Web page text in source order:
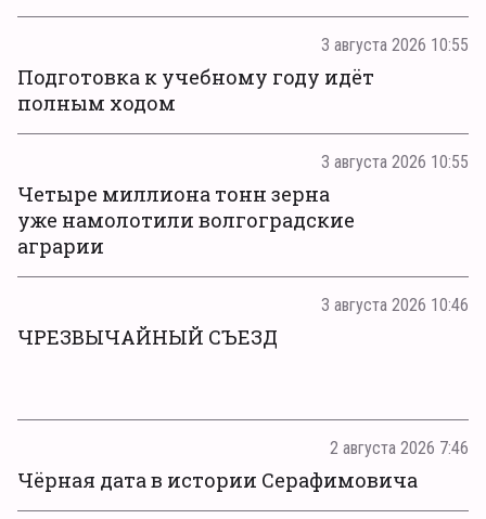
3 августа 2026 10:55
Подготовка к учебному году идёт
полным ходом
3 августа 2026 10:55
Четыре миллиона тонн зерна
уже намолотили волгоградские
аграрии
3 августа 2026 10:46
ЧРЕЗВЫЧАЙНЫЙ СЪЕЗД
2 августа 2026 7:46
Чёрная дата в истории Серафимовича